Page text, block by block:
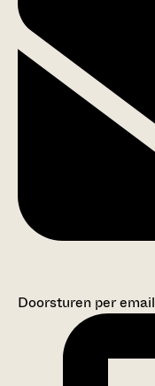
Doorsturen per email